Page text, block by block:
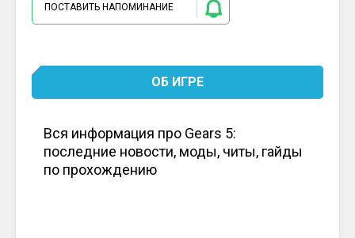
ПОСТАВИТЬ НАПОМИНАНИЕ
ОБ ИГРЕ
Вся информация про Gears 5:
последние новости, моды, читы, гайды
по прохождению